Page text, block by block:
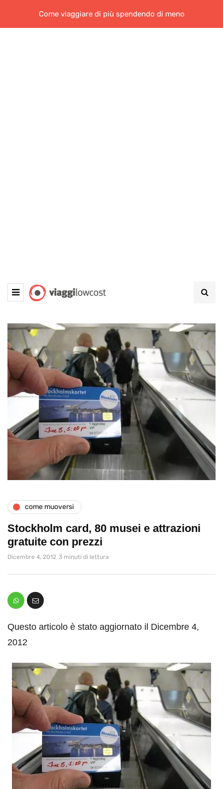
Come viaggiare di più spendendo di meno
come muoversi
Stockholm card, 80 musei e attrazioni
gratuite con prezzi
Dicembre 4, 2012 3 minuti di lettura
Questo articolo è stato aggiornato il Dicembre 4,
2012